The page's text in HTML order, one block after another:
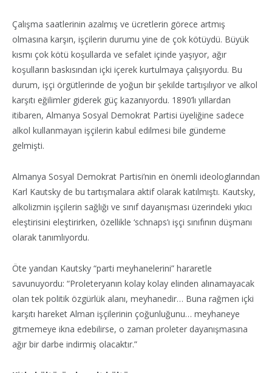
Çalışma saatlerinin azalmış ve ücretlerin görece artmış
olmasına karşın, işçilerin durumu yine de çok kötüydü. Büyük
kısmı çok kötü koşullarda ve sefalet içinde yaşıyor, ağır
koşulların baskısından içki içerek kurtulmaya çalışıyordu. Bu
durum, işçi örgütlerinde de yoğun bir şekilde tartışılıyor ve alkol
karşıtı eğilimler giderek güç kazanıyordu. 1890’lı yıllardan
itibaren, Almanya Sosyal Demokrat Partisi üyeliğine sadece
alkol kullanmayan işçilerin kabul edilmesi bile gündeme
gelmişti.
Almanya Sosyal Demokrat Partisi’nin en önemli ideologlarından
Karl Kautsky de bu tartışmalara aktif olarak katılmıştı. Kautsky,
alkolizmin işçilerin sağlığı ve sınıf dayanışması üzerindeki yıkıcı
eleştirisini eleştirirken, özellikle ‘schnaps’ı işçi sınıfının düşmanı
olarak tanımlıyordu.
Öte yandan Kautsky “parti meyhanelerini” hararetle
savunuyordu: “Proleteryanın kolay kolay elinden alınamayacak
olan tek politik özgürlük alanı, meyhanedir… Buna rağmen içki
karşıtı hareket Alman işçilerinin çoğunluğunu… meyhaneye
gitmemeye ikna edebilirse, o zaman proleter dayanışmasına
ağır bir darbe indirmiş olacaktır.”